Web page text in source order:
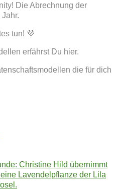
Die Abrechnung der
tun! 💜
erfährst Du hier.
die für dich